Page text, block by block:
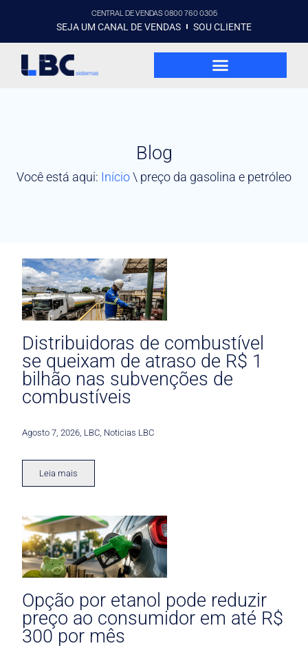
CENTRAL DE VENDAS 0800 760 0305
SEJA UM CANAL DE VENDAS SOU CLIENTE
Blog
Você está aqui: Início\ preço da gasolina e petróleo
Distribuidoras de combustível
se queixam de atraso de R$ 1
bilhão nas subvenções de
combustíveis
Agosto 7, 2026 LBC Noticias LBC
Leia mais
Opção por etanol pode reduzir
preço ao consumidor em até R$
300 por mês